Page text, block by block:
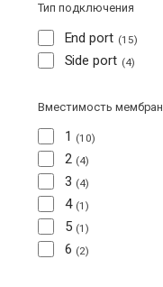
Тип подключения
End port 15
Side port 4
Вместимость мембран
1 10
2 4
3 4
4 1
5 1
6 2